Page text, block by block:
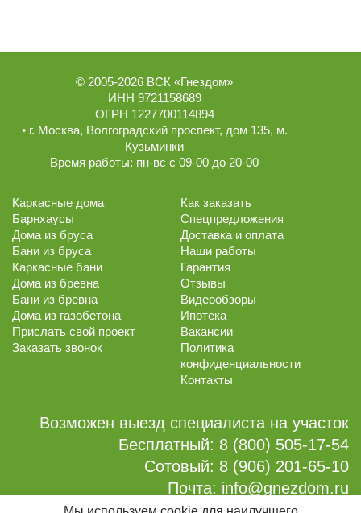
© 2005-2026 ВСК «Гнездом»
ИНН 9721158689
ОГРН 1227700114894
• г. Москва, Волгоградский проспект, дом 135, м.
Кузьминки
Время работы: пн-вс с 09-00 до 20-00
Каркасные дома
Барнхаусы
Дома из бруса
Бани из бруса
Каркасные бани
Дома из бревна
Бани из бревна
Дома из газобетона
Прислать свой проект
Заказать звонок
Как заказать
Спецпредложения
Доставка и оплата
Наши работы
Гарантия
Отзывы
Видеообзоры
Ипотека
Вакансии
Политика
конфиденциальности
Контакты
Возможен выезд специалиста на участок
Бесплатный: 8 (800) 505-17-54
Сотовый: 8 (906) 201-65-10
Почта: info@gnezdom.ru